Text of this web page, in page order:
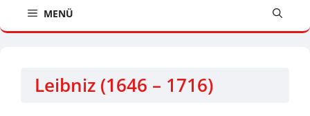
MENÜ
Leibniz (1646 – 1716)